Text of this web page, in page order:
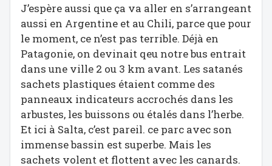
J’espère aussi que ça va aller en s’arrangeant
aussi en Argentine et au Chili, parce que pour
le moment, ce n’est pas terrible. Déjà en
Patagonie, on devinait qeu notre bus entrait
dans une ville 2 ou 3 km avant. Les satanés
sachets plastiques étaient comme des
panneaux indicateurs accrochés dans les
arbustes, les buissons ou étalés dans l’herbe.
Et ici à Salta, c’est pareil. ce parc avec son
immense bassin est superbe. Mais les
sachets volent et flottent avec les canards.